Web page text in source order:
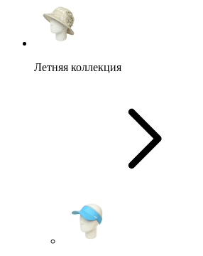
Летняя коллекция